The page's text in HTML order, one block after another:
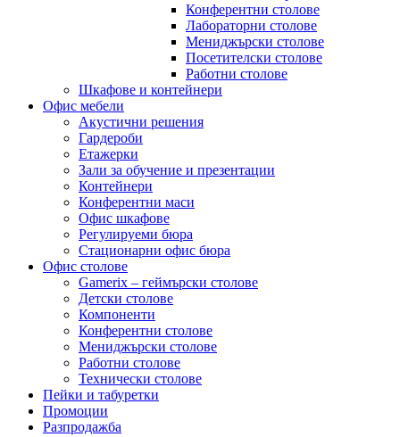
Конферентни столове
Лабораторни столове
Мениджърски столове
Посетителски столове
Работни столове
Шкафове и контейнери
Офис мебели
Акустични решения
Гардероби
Етажерки
Зали за обучение и презентации
Контейнери
Конферентни маси
Офис шкафове
Регулируеми бюра
Стационарни офис бюра
Офис столове
Gamerix – геймърски столове
Детски столове
Компоненти
Конферентни столове
Мениджърски столове
Работни столове
Технически столове
Пейки и табуретки
Промоции
Разпродажба